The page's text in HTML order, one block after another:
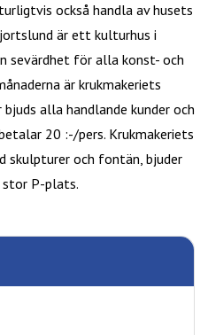
också handla av husets
är ett kulturhus i
sevärdhet för alla konst- och
är krukmakeriets
alla handlande kunder och
20 :-/pers. Krukmakeriets
skulpturer och fontän, bjuder
stor P-plats.